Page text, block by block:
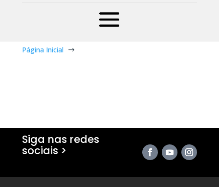
Página Inicial $
Siga nas redes
sociais >